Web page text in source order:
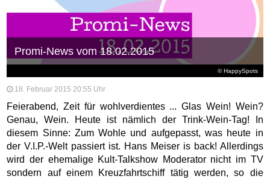
© HappySpots
Promi-News vom 18.02.2015
18. Februar 2015 20:55 Uhr
Feierabend, Zeit für wohlverdientes ... Glas Wein! Wein?
Genau, Wein. Heute ist nämlich der Trink-Wein-Tag! In
diesem Sinne: Zum Wohle und aufgepasst, was heute in
der V.I.P.-Welt passiert ist. Hans Meiser is back! Allerdings
wird der ehemalige Kult-Talkshow Moderator nicht im TV
sondern auf einem Kreuzfahrtschiff tätig werden, so die